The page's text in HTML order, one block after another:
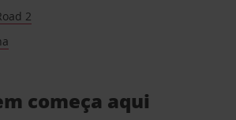
2
começa aqui